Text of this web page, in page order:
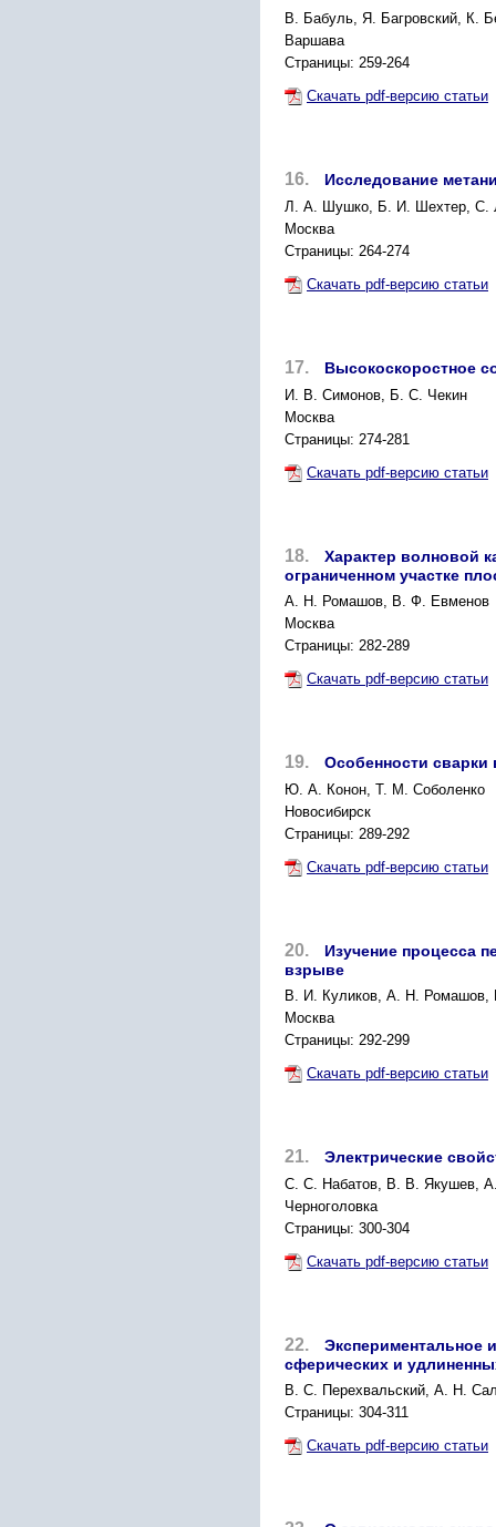
В. Бабуль, Я. Багровский, К.
Варшава
Страницы: 259-264
Скачать pdf-версию статьи
16. Исследование
Л. А. Шушко, Б. И. Шехтер, С.
Москва
Страницы: 264-274
Скачать pdf-версию статьи
17. Высокоскоростное
И. В. Симонов, Б. С. Чекин
Москва
Страницы: 274-281
Скачать pdf-версию статьи
18.
Характер волновой
ограниченном участке
A. Н. Ромашов, В. Ф. Евменов
Москва
Страницы: 282-289
Скачать pdf-версию статьи
19. Особенности
Ю. А. Конон, Т. М. Соболенко
Новосибирск
Страницы: 289-292
Скачать pdf-версию статьи
20.
Изучение процесса
взрыве
B. И. Куликов, А. Н. Ромашов,
Москва
Страницы: 292-299
Скачать pdf-версию статьи
21. Электрические
C. С. Набатов, В. В. Якушев,
Черноголовка
Страницы: 300-304
Скачать pdf-версию статьи
22.
Экспериментальное
сферических и
В. С. Перехвальский, А. Н.
Страницы: 304-311
Скачать pdf-версию статьи